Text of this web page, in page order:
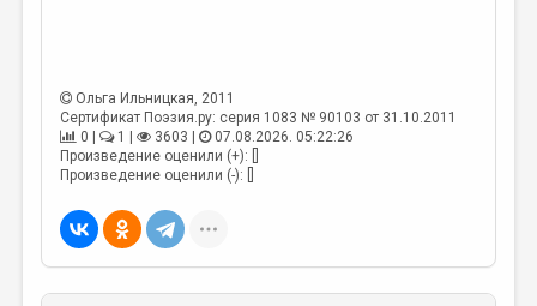
Ольга Ильницкая, 2011
Сертификат Поэзия.ру: серия 1083 № 90103 от 31.10.2011
0 |
1 | 3603 |
07.08.2026. 05:22:26
Произведение оценили (+): []
Произведение оценили (-): []